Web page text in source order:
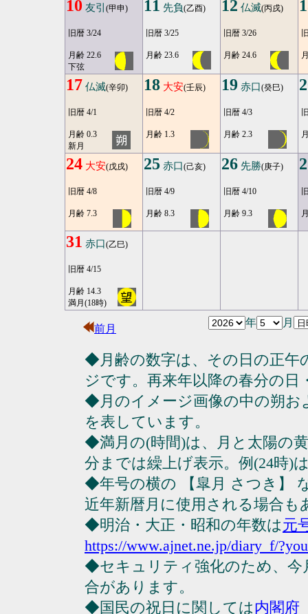
10 友引 (甲申)
旧暦 3/24
月齢 22.6
下弦
11 先負(乙酉)
旧暦 3/25
月齢 23.6
12 仏滅(丙戌)
旧暦 3/26
月齢 24.6
17 仏滅(辛卯)
旧暦 4/1
月齢 0.3
新月
18 大安(壬辰)
旧暦 4/2
月齢 1.3
19 赤口(癸巳)
旧暦 4/3
月齢 2.3
24 大安(戊戌)
旧暦 4/8
月齢 7.3
25 赤口(己亥)
旧暦 4/9
月齢 8.3
26 先勝(庚子)
旧暦 4/10
月齢 9.3
31 赤口(乙巳)
旧暦 4/15
月齢 14.3
満月(18時)
前月
年 月
◆月齢の数字は、その日の正午
ジです。再来年以降の春分の日
◆月のイメージ画像の中の朔
を表しています。
◆満月の(時間)は、月と太陽の
分までは繰上げ表示。例(24時)
◆年号の横の 【皐月 さつき】
近年新暦月に使用される場合も
◆明治・大正・昭和の年数は元
https://www.ajnet.ne.jp/diary_f/
◆セキュリティ強化のため、今
合があります。
◆国民の祝日に関しては内閣府